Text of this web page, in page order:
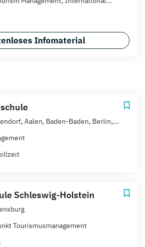
Infomaterial
Aalen, Baden-Baden, Berlin,...
Schleswig-Holstein
Tourismusmanagement